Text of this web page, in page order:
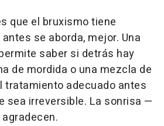
que el bruxismo tiene
se aborda, mejor. Una
saber si detrás hay
de mordida o una mezcla de
tratamiento adecuado antes
sea irreversible. La sonrisa —